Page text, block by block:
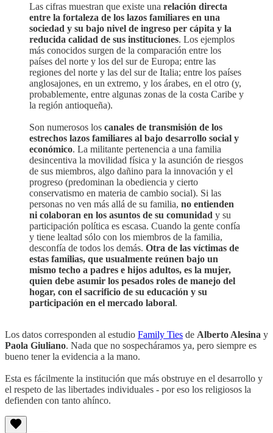
Las cifras muestran que existe una relación directa
entre la fortaleza de los lazos familiares en una
sociedad y su bajo nivel de ingreso per cápita y la
reducida calidad de sus instituciones. Los ejemplos
más conocidos surgen de la comparación entre los
países del norte y los del sur de Europa; entre las
regiones del norte y las del sur de Italia; entre los países
anglosajones, en un extremo, y los árabes, en el otro (y,
probablemente, entre algunas zonas de la costa Caribe y
la región antioqueña).
Son numerosos los canales de transmisión de los
estrechos lazos familiares al bajo desarrollo social y
económico. La militante pertenencia a una familia
desincentiva la movilidad física y la asunción de riesgos
de sus miembros, algo dañino para la innovación y el
progreso (predominan la obediencia y cierto
conservatismo en materia de cambio social). Si las
personas no ven más allá de su familia, no entienden
ni colaboran en los asuntos de su comunidad y su
participación política es escasa. Cuando la gente confía
y tiene lealtad sólo con los miembros de la familia,
desconfía de todos los demás. Otra de las víctimas de
estas familias, que usualmente reúnen bajo un
mismo techo a padres e hijos adultos, es la mujer,
quien debe asumir los pesados roles de manejo del
hogar, con el sacrificio de su educación y su
participación en el mercado laboral.
Los datos corresponden al estudio Family Ties de Alberto Alesina y
Paola Giuliano. Nada que no sospecháramos ya, pero siempre es
bueno tener la evidencia a la mano.
Esta es fácilmente la institución que más obstruye en el desarrollo y
el respeto de las libertades individuales - por eso los religiosos la
defienden con tanto ahínco.